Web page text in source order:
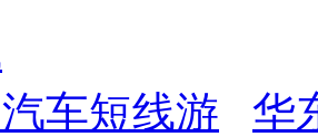
车短线游
华